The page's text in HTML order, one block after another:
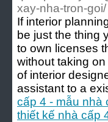
xay-nha-tron-goi/
If interior
be just the thing
to own licenses
without taking
of interior
assistant to a
cấp 4 - mẫu nhà
thiết kế nhà cấp